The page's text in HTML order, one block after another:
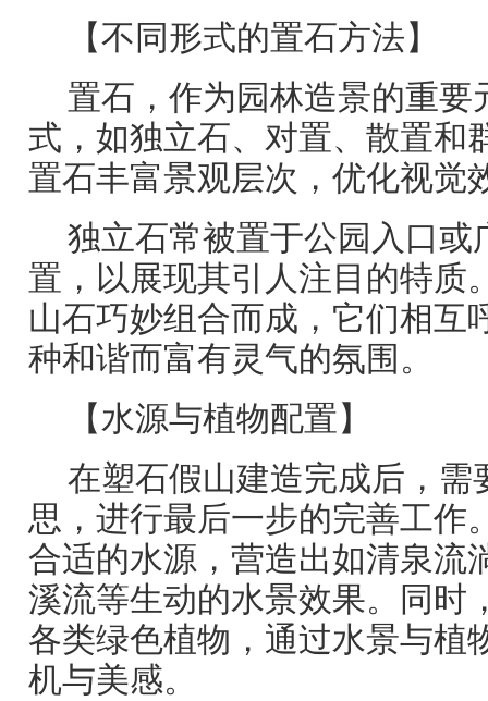
【不同形式的置石方法】
置石，作为园林造景的重要
式，如独立石、对置、散置和
置石丰富景观层次，优化视觉
独立石常被置于公园入口或
置，以展现其引人注目的特质
山石巧妙组合而成，它们相互
种和谐而富有灵气的氛围。
【水源与植物配置】
在塑石假山建造完成后，需
思，进行最后一步的完善工作
合适的水源，营造出如清泉流
溪流等生动的水景效果。同时
各类绿色植物，通过水景与植
机与美感。